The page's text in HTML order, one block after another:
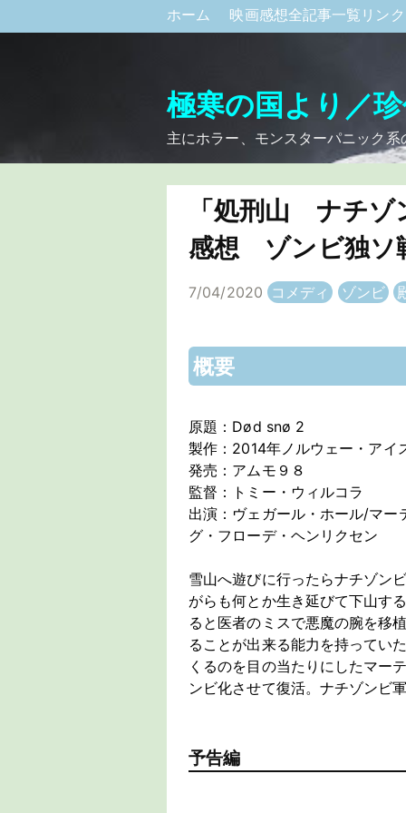
ホーム 映画感想全記事一覧リン
極寒の国より／
主にホラー、モンスターパニック
「処刑山 ナチ
感想 ゾンビ独ソ
7/04/2020 コメディ ゾンビ
概要
原題：Død snø 2
製作：2014年ノルウェー・アイ
発売：アムモ９８
監督：トミー・ウィルコラ
出演：ヴェガール・ホール/マ
グ・フローデ・ヘンリクセン
雪山へ遊びに行ったらナチゾン
がらも何とか生き延びて下山す
ると医者のミスで悪魔の腕を移
ることが出来る能力を持ってい
くるのを目の当たりにしたマー
ンビ化させて復活。ナチゾンビ
予告編